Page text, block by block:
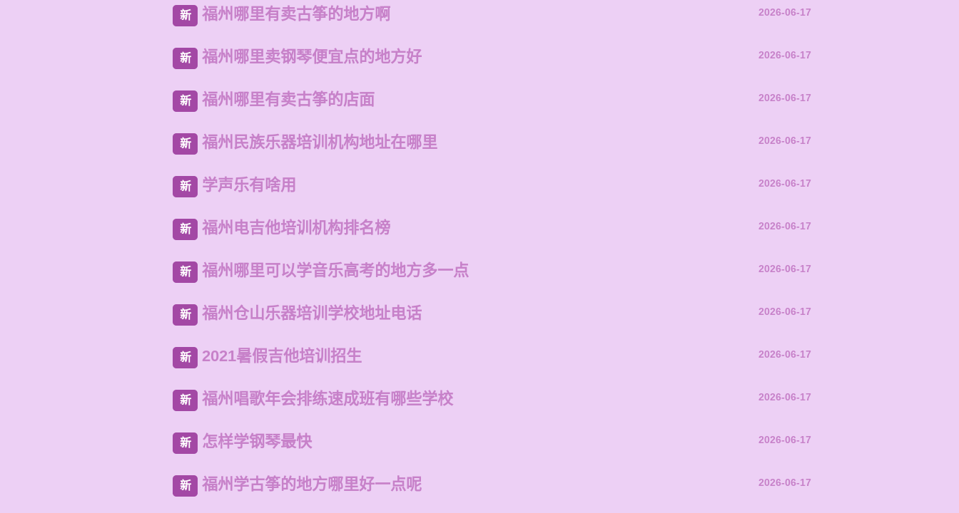
新 福州哪里有卖古筝的地方啊 2026-06-17
新 福州哪里卖钢琴便宜点的地方好 2026-06-17
新 福州哪里有卖古筝的店面 2026-06-17
新 福州民族乐器培训机构地址在哪里 2026-06-17
新 学声乐有啥用 2026-06-17
新 福州电吉他培训机构排名榜 2026-06-17
新 福州哪里可以学音乐高考的地方多一点 2026-06-17
新 福州仓山乐器培训学校地址电话 2026-06-17
新 2021暑假吉他培训招生 2026-06-17
新 福州唱歌年会排练速成班有哪些学校 2026-06-17
新 怎样学钢琴最快 2026-06-17
新 福州学古筝的地方哪里好一点呢 2026-06-17